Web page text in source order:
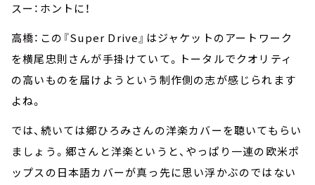
スー：ホントに！
高橋：この『Super Drive』はジャケットのアートワーク
を横尾忠則さんが手掛けていて。トータルでクオリティ
の高いものを届けようという制作側の志が感じられます
よね。
では、続いては郷ひろみさんの洋楽カバーを聴いてもらい
ましょう。郷さんと洋楽というと、やっぱり一連の欧米ポ
ップスの日本語カバーが真っ先に思い浮かぶのではない